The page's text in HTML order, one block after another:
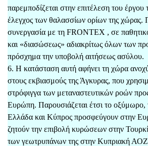
παρεμποδίζεται στην επιτέλεση του έργου
έλεγχος των θαλασσίων ορίων της χώρας.
συνεργασία με τη FRONTEX , σε
και «διασώσεως» αδιακρίτως όλων των
πρόσχημα την υποβολή αιτήσεως ασύλου.
6. Η κατάσταση αυτή αφήνει τη χώρα
στους εκβιασμούς της Άγκυρας, που
στρόφιγγα των μεταναστευτικών ροών
Ευρώπη. Παρουσιάζεται έτσι το οξύμωρο,
Ελλάδα και Κύπρος προσφεύγουν στην
ζητούν την επιβολή κυρώσεων στην
των γεωτρυπάνων της στην Κυπριακή